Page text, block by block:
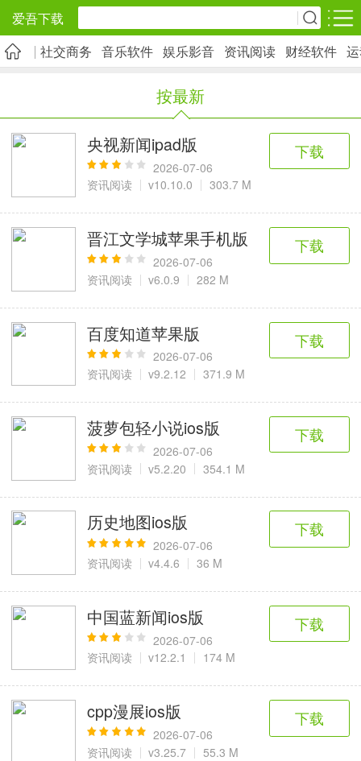
爱吾下载
安卓应用 安卓游戏
5千+款应用
社交通讯
2千+款应用
1万+款应用
实用工具
2万+款应用
金融理财
2百+款应用
6千+款应用
资讯阅读
1万+款应用
学习办公
3万+款应用
生活服务
医疗健康
6千+款应用
母婴育儿
2百+款应用
趣味娱乐
图像拍照
9百+款应用
社交商务 音乐软件 娱乐影音 资讯阅读 财经软件
按最新
央视新闻ipad版
2026-07-06
资讯阅读
v10.10.0 303.7 M
下载
晋江文学城苹果手机版
2026-07-06
资讯阅读
v6.0.9 282 M
下载
百度知道苹果版
2026-07-06
资讯阅读
v9.2.12 371.9 M
下载
菠萝包轻小说ios版
2026-07-06
资讯阅读
v5.2.20 354.1 M
下载
历史地图ios版
2026-07-06
资讯阅读
v4.4.6 36 M
下载
中国蓝新闻ios版
2026-07-06
资讯阅读
v12.2.1 174 M
下载
cpp漫展ios版
2026-07-06
资讯阅读
v3.25.7 55.3 M
下载